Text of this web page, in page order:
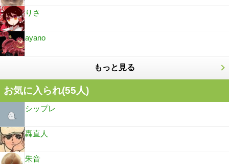
りさ
ayano
もっと見る
お気に入られ(55人)
シップレ
轟直人
朱音